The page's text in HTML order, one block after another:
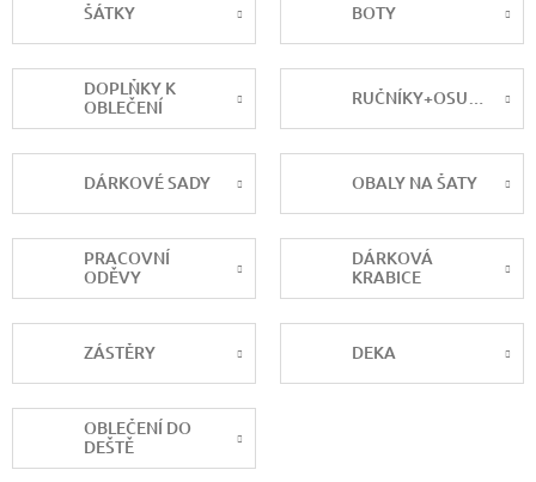
ŠÁTKY BOTY
DOPLŇKY K
OBLEČENÍ
RUČNÍKY+OSUŠKY
DÁRKOVÉ SADY OBALY NA ŠATY
PRACOVNÍ
ODĚVY
DÁRKOVÁ
KRABICE
ZÁSTĚRY DEKA
OBLEČENÍ DO
DEŠTĚ